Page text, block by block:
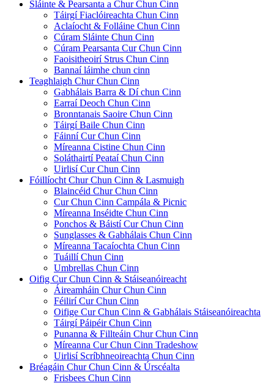
Sláinte & Pearsanta a Chur Chun Cinn
Táirgí Fiaclóireachta Chun Cinn
Aclaíocht & Folláine Chun Cinn
Cúram Sláinte Chun Cinn
Cúram Pearsanta Cur Chun Cinn
Faoisitheoirí Strus Chun Cinn
Bannaí láimhe chun cinn
Teaghlaigh Chur Chun Cinn
Gabhálais Barra & Dí chun Cinn
Earraí Deoch Chun Cinn
Bronntanais Saoire Chun Cinn
Táirgí Baile Chun Cinn
Fáinní Cur Chun Cinn
Míreanna Cistine Chun Cinn
Soláthairtí Peataí Chun Cinn
Uirlisí Cur Chun Cinn
Fóillíocht Chur Chun Cinn & Lasmuigh
Blaincéid Chur Chun Cinn
Cur Chun Cinn Campála & Picnic
Míreanna Inséidte Chun Cinn
Ponchos & Báistí Cur Chun Cinn
Sunglasses & Gabhálais Chun Cinn
Míreanna Tacaíochta Chun Cinn
Tuáillí Chun Cinn
Umbrellas Chun Cinn
Oifig Cur Chun Cinn & Stáiseanóireacht
Áireamháin Chur Chun Cinn
Féilirí Cur Chun Cinn
Oifige Cur Chun Cinn & Gabhálais Stáiseanóireachta
Táirgí Páipéir Chun Cinn
Punanna & Fillteáin Chur Chun Cinn
Míreanna Cur Chun Cinn Tradeshow
Uirlisí Scríbhneoireachta Chun Cinn
Bréagáin Chur Chun Cinn & Úrscéalta
Frisbees Chun Cinn